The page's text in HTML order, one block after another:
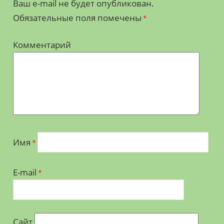
Ваш e-mail не будет опубликован.
Обязательные поля помечены *
Комментарий
Имя *
E-mail *
Сайт